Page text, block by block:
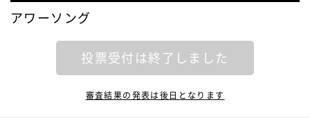
アワーソング
投票受付は終了しました
審査結果の発表は後日となります